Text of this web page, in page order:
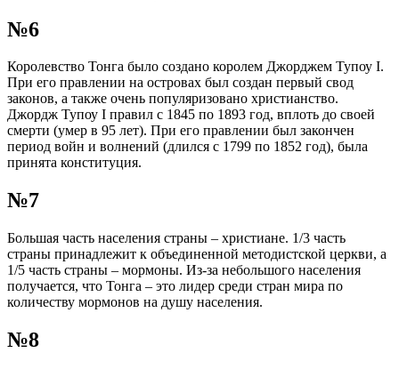
№6
Королевство Тонга было создано королем Джорджем Тупоу I.
При его правлении на островах был создан первый свод
законов, а также очень популяризовано христианство.
Джордж Тупоу I правил с 1845 по 1893 год, вплоть до своей
смерти (умер в 95 лет). При его правлении был закончен
период войн и волнений (длился с 1799 по 1852 год), была
принята конституция.
№7
Большая часть населения страны – христиане. 1/3 часть
страны принадлежит к объединенной методистской церкви, а
1/5 часть страны – мормоны. Из-за небольшого населения
получается, что Тонга – это лидер среди стран мира по
количеству мормонов на душу населения.
№8